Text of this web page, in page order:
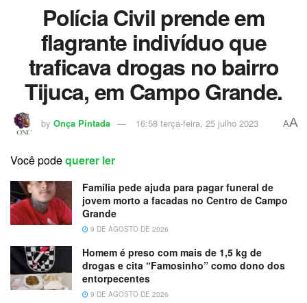
Polícia Civil prende em
flagrante indivíduo que
traficava drogas no bairro
Tijuca, em Campo Grande.
by Onça Pintada 16:58 terça-feira, 25 julho 2023 AA
Você podequerer ler
Família pede ajuda para pagar funeral de
jovem morto a facadas no Centro de Campo
Grande
9 DE AGOSTO DE 2026
Homem é preso com mais de 1,5 kg de
drogas e cita “Famosinho” como dono dos
entorpecentes
9 DE AGOSTO DE 2026